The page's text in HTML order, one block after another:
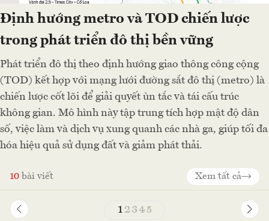
Định hướng metro và TOD chiến lược
trong phát triển đô thị bền vững
Phát triển đô thị theo định hướng giao thông công cộng
(TOD) kết hợp với mạng lưới đường sắt đô thị (metro) là
chiến lược cốt lõi để giải quyết ùn tắc và tái cấu trúc
không gian. Mô hình này tập trung tích hợp mật độ dân
số, việc làm và dịch vụ xung quanh các nhà ga, giúp tối đa
hóa hiệu quả sử dụng đất và giảm phát thải.
10 bài viết Xem tất cả
1 23 45